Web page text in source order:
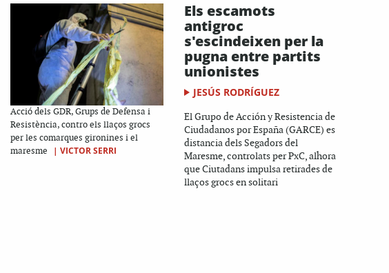
Acció dels GDR, Grups de Defensa i
Resistència, contro els llaços grocs
per les comarques gironines i el
maresme
| VICTOR SERRI
Els escamots
antigroc
s'escindeixen per la
pugna entre partits
unionistes
JESÚS RODRÍGUEZ
El Grupo de Acción y Resistencia de
Ciudadanos por España (GARCE) es
distancia dels Segadors del
Maresme, controlats per PxC, alhora
que Ciutadans impulsa retirades de
llaços grocs en solitari